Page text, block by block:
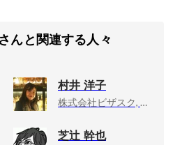
んと関連する人々
村井 洋子
株式会社ビザスク, HRグループ
芝辻 幹也